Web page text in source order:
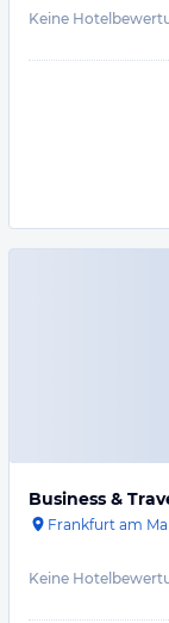
Keine
Business &
Frankfurt am
Keine